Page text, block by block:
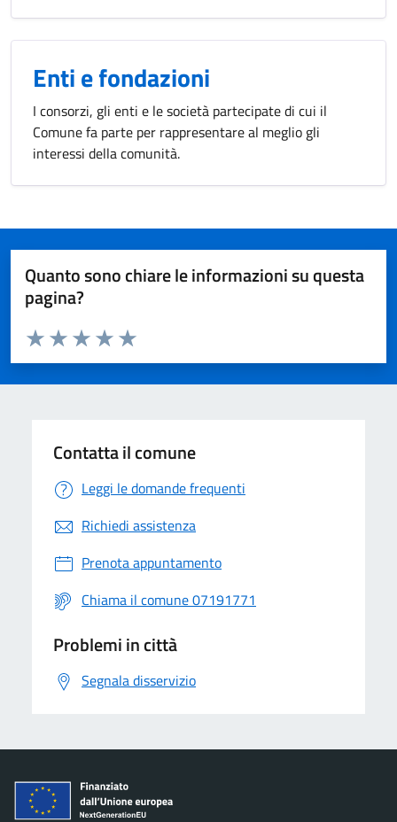
Enti e fondazioni
I consorzi, gli enti e le società partecipate di cui il
Comune fa parte per rappresentare al meglio gli
interessi della comunità.
Quanto sono chiare le informazioni su questa
pagina?
Valuta da 1 a 5 stelle la pagina
Valuta 5 stelle su 5
Valuta 4 stelle su 5
Valuta 3 stelle su 5
Valuta 2 stelle su 5
Valuta 1 stelle su 5
Contatta il comune
Leggi le domande frequenti
Richiedi assistenza
Prenota appuntamento
Chiama il comune 07191771
Problemi in città
Segnala disservizio